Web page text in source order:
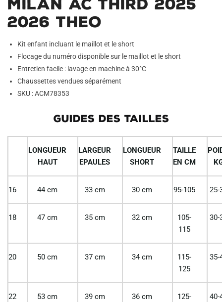
Milan AC Third 2025
2026 Theo
Kit enfant incluant le maillot et le short
Flocage du numéro disponible sur le maillot et le short
Entretien facile : lavage en machine à 30°C
Chaussettes vendues séparément
SKU : ACM78353
GUIDES DES TAILLES
LONGUEUR
HAUT
LARGEUR
EPAULES
LONGUEUR
SHORT
TAILLE
EN CM
16 44 cm 33 cm 30 cm 95-105 25-
18 47 cm 35 cm 32 cm
105-
115
30-
20 50 cm 37 cm 34 cm
115-
125
35-
22 53 cm 39 cm 36 cm
125-
40-